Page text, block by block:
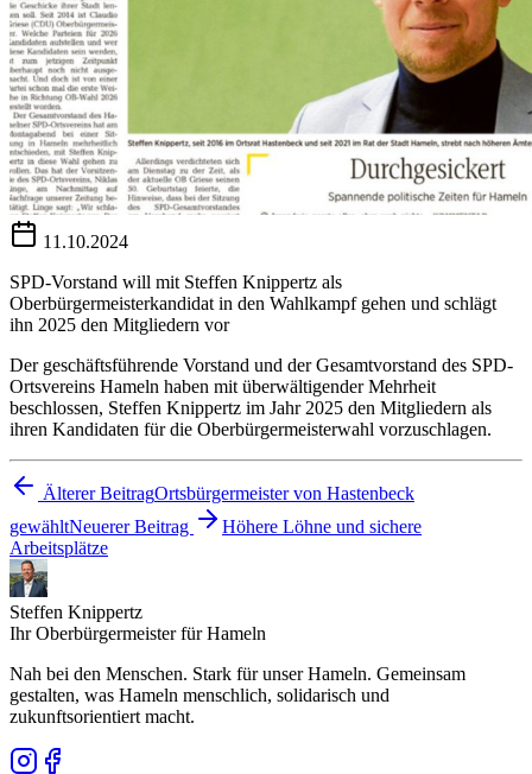
11.10.2024
SPD-Vorstand will mit Steffen Knippertz als
Oberbürgermeisterkandidat in den Wahlkampf gehen und schlägt
ihn 2025 den Mitgliedern vor
Der geschäftsführende Vorstand und der Gesamtvorstand des SPD-
Ortsvereins Hameln haben mit überwältigender Mehrheit
beschlossen, Steffen Knippertz im Jahr 2025 den Mitgliedern als
ihren Kandidaten für die Oberbürgermeisterwahl vorzuschlagen.
Älterer BeitragOrtsbürgermeister von Hastenbeck
gewähltNeuerer Beitrag
Höhere Löhne und sichere
Arbeitsplätze
Steffen Knippertz
Ihr Oberbürgermeister für Hameln
Nah bei den Menschen. Stark für unser Hameln. Gemeinsam
gestalten, was Hameln menschlich, solidarisch und
zukunftsorientiert macht.